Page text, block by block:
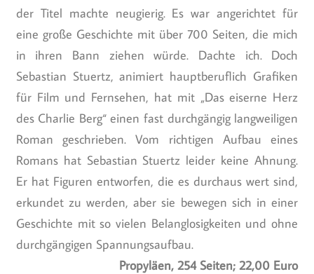
der Titel machte neugierig. Es war angerichtet für
eine große Geschichte mit über 700 Seiten, die mich
in ihren Bann ziehen würde. Dachte ich. Doch
Sebastian Stuertz, animiert hauptberuflich Grafiken
für Film und Fernsehen, hat mit „Das eiserne Herz
des Charlie Berg“ einen fast durchgängig langweiligen
Roman geschrieben. Vom richtigen Aufbau eines
Romans hat Sebastian Stuertz leider keine Ahnung.
Er hat Figuren entworfen, die es durchaus wert sind,
erkundet zu werden, aber sie bewegen sich in einer
Geschichte mit so vielen Belanglosigkeiten und ohne
durchgängigen Spannungsaufbau.
Propyläen, 254 Seiten; 22,00 Euro